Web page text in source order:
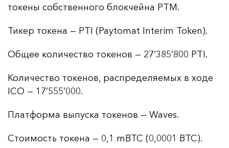
то­ке­ны собс­твен­но­го блок­чей­на PTM.
Ти­кер то­ке­на — PTI (Paytomat Interim Token).
Об­щее ко­ли­чес­тво то­ке­нов — 27’385’800 PTI.
Ко­ли­чес­тво то­ке­нов, рас­пре­де­ля­емых в хо­де
ICO — 17’555’000.
Плат­фор­ма вы­пус­ка то­ке­нов — Waves.
Сто­имость то­ке­на — 0,1 mBTC (0,0001 BTC).